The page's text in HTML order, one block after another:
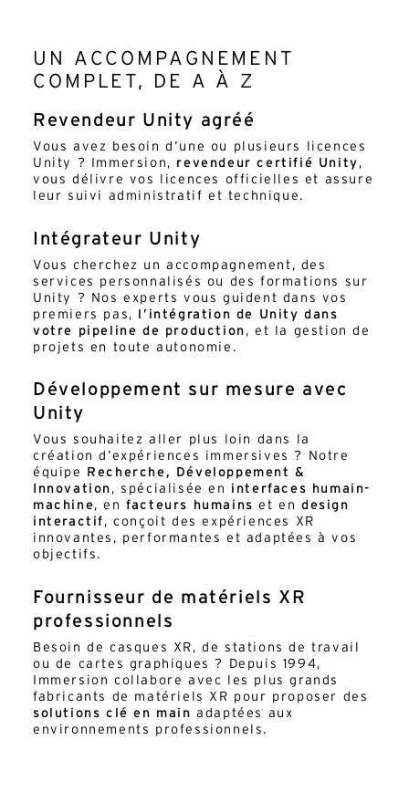
UN ACCOMPAGNEMENT
COMPLET, DE A À Z
Revendeur Unity agréé
Vous avez besoin d’une ou plusieurs licences
Unity ? Immersion, revendeur certifié Unity ,
vous délivre vos licences officielles et assure
leur suivi administratif et technique.
Intégrateur Unity
Vous cherchez un accompagnement, des
services personnalisés ou des formations sur
Unity ? Nos experts vous guident dans vos
premiers pas,
l’intégration de Unity dans
votre pipeline de production , et la gestion de
projets en toute autonomie.
Développement sur mesure avec
Unity
Vous souhaitez aller plus loin dans la
création d’expériences immersives ? Notre
équipe
Recherche, Développement &
Innovation , spécialisée en interfaces humain-
machine, enfacteurs humains et en design
interactif , conçoit des expériences XR
innovantes, performantes et adaptées à vos
objectifs.
Fournisseur de matériels XR
professionnels
Besoin de casques XR, de stations de travail
ou de cartes graphiques ? Depuis 1994,
Immersion collabore avec les plus grands
fabricants de matériels XR pour proposer des
solutions clé en main adaptées aux
environnements professionnels.